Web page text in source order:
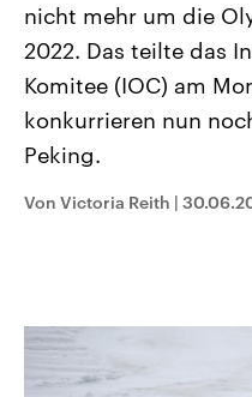
Landtagswahl Sachsen-
2026
Alle Informationen
Sachsen-Anhalt wählt am 6.
September 2026 einen
Landtag. Seit 2021 wird das
Bundesland von einer
CDU, SPD und FDP regiert.-
Audio-Archiv
nicht mehr um die
2022. Das teilte das
Komitee (IOC) am
konkurrieren nun
Peking.
Von Victoria Reith |